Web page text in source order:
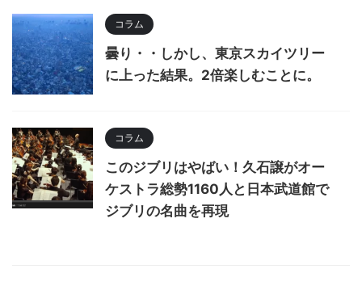
コラム
曇り・・しかし、東京スカイツリー
に上った結果。2倍楽しむことに。
コラム
このジブリはやばい！久石譲がオー
ケストラ総勢1160人と日本武道館で
ジブリの名曲を再現